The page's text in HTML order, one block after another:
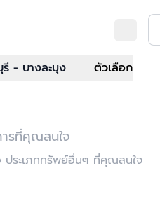
- บางละมุง ตัวเลือก
รที่คุณสนใจ
ระเภททรัพย์อื่นๆ ที่คุณสนใจ